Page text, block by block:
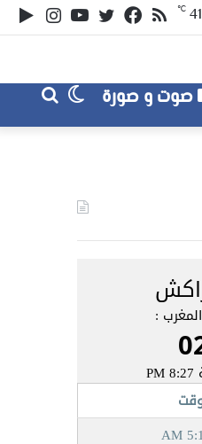
يوتيوبتويتر
فيسبوكملخص
الموقع
41
℃
صوت و صورة
بحث
عن
الوضع
المظلم